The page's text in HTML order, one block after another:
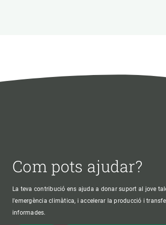
Com pots ajudar?
La teva contribució ens ajuda a donar suport al jove
l'emergència climàtica, i accelerar la producció i
informades.